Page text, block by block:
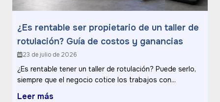
¿Es rentable ser propietario de un taller de
rotulación? Guía de costos y ganancias
23 de julio de 2026
¿Es rentable tener un taller de rotulación? Puede serlo,
siempre que el negocio cotice los trabajos con...
Leer más